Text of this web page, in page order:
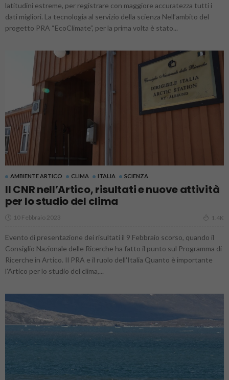
latitudini estreme, per registrare con maggiore accuratezza tutti i
dati migliori. La tecnologia al servizio della scienza Nell’ambito del
progetto PRA “EcoClimate”, per la prima volta è stato...
AMBIENTE ARTICO CLIMA ITALIA SCIENZA
Il CNR nell’Artico, risultati e nuove attività
per lo studio del clima
10 Febbraio 2023 1.4K
Evento di presentazione dei risultati il 9 Febbraio scorso, quando il
Consiglio Nazionale delle Ricerche ha fatto il punto sul Programma di
Ricerche in Artico. Il PRA e il ruolo dell'Italia Quanto è importante
l'Artico per lo studio del clima,...